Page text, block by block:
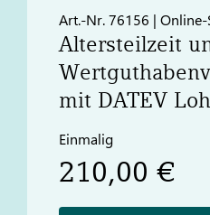
Art.-Nr. 76156 |
Altersteilzeit
mit DATEV
Einmalig
210,00 €